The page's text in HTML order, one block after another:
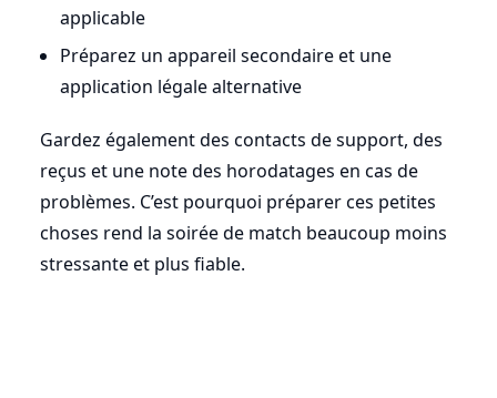
applicable
Préparez un appareil secondaire et une
application légale alternative
Gardez également des contacts de support, des
reçus et une note des horodatages en cas de
problèmes. C’est pourquoi préparer ces petites
choses rend la soirée de match beaucoup moins
stressante et plus fiable.